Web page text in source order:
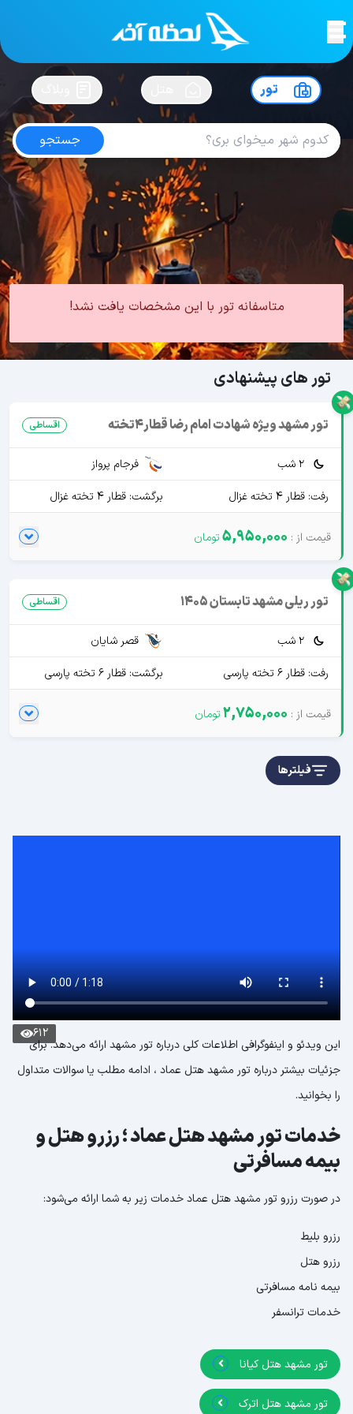
لحظه آخرسفرت رو بساز !
تور
جستجو
تور مشهد هتل عماد
امتیاز5 از5| از100 کاربر
تور داخلی
تور مشهد
تور مشهد هتل عماد
متاسفانه تور با این مشخصات یافت نشد!
تور های پیشنهادی
تور مشهد ویژه شهادت امام رضا قطار4تخته اقساطی
2 شب
فرجام پرواز
رفت: قطار 4 تخته غزال
برگشت: قطار 4 تخته غزال
5,950,000
تور ریلی مشهد تابستان 1405 اقساطی
2 شب
قصر شایان
رفت: قطار 6 تخته پارسی
برگشت: قطار 6 تخته پارسی
2,750,000
فیلترها
612
این ویدئو و اینفوگرافی اطلاعات کلی درباره تور مشهد ارائه می‌دهد. برای
جزئیات بیشتر درباره تور مشهد هتل عماد ، ادامه مطلب یا سوالات متداول
را بخوانید.
خدمات تور مشهد هتل عماد ؛ رزرو هتل و
بیمه مسافرتی
در صورت رزرو تور مشهد هتل عماد خدمات زیر به شما ارائه می‌شود:
رزرو بلیط
رزرو هتل
بیمه نامه مسافرتی
خدمات ترانسفر
تور مشهد هتل کیانا
تور مشهد هتل اترک